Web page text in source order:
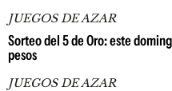
JUEGOS DE AZAR
Sorteo del 5 de Oro: este
pesos
JUEGOS DE AZAR